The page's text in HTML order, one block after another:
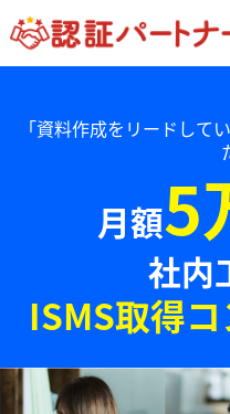
「資料作成をリードして
月額5
社内
ISMS取得